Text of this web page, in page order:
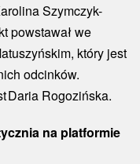
Szymczyk-
powstawał we
który jest
odcinków.
Daria Rogozińska.
na platformie